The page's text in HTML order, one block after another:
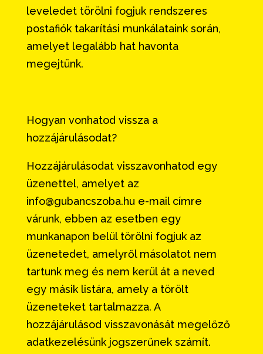
leveledet törölni fogjuk rendszeres
postafiók takarítási munkálataink során,
amelyet legalább hat havonta
megejtünk.
Hogyan vonhatod vissza a
hozzájárulásodat?
Hozzájárulásodat visszavonhatod egy
üzenettel, amelyet az
info@gubancszoba.hu e-mail címre
várunk, ebben az esetben egy
munkanapon belül törölni fogjuk az
üzenetedet, amelyről másolatot nem
tartunk meg és nem kerül át a neved
egy másik listára, amely a törölt
üzeneteket tartalmazza. A
hozzájárulásod visszavonását megelőző
adatkezelésünk jogszerűnek számít.